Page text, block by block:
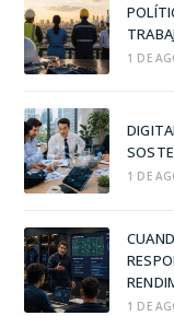
1 DE
1 DE
1 DE